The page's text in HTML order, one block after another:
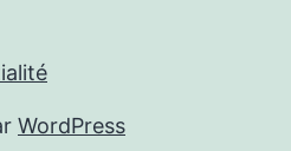
WordPress